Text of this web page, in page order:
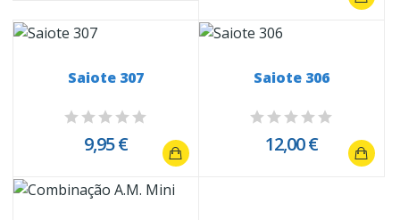
Saiote 307
9,95 €
Saiote 306
12,00 €